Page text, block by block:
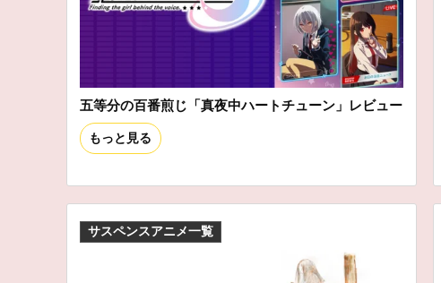
五等分の百番煎じ「真夜中ハートチューン」レビュー
もっと見る
サスペンスアニメ一覧